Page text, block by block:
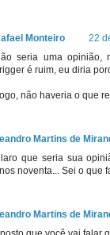
Monteiro
22
seria uma opinião,
é ruim, eu diria
não haveria o que
Martins de
que seria sua
noventa... Sei o que
Martins de